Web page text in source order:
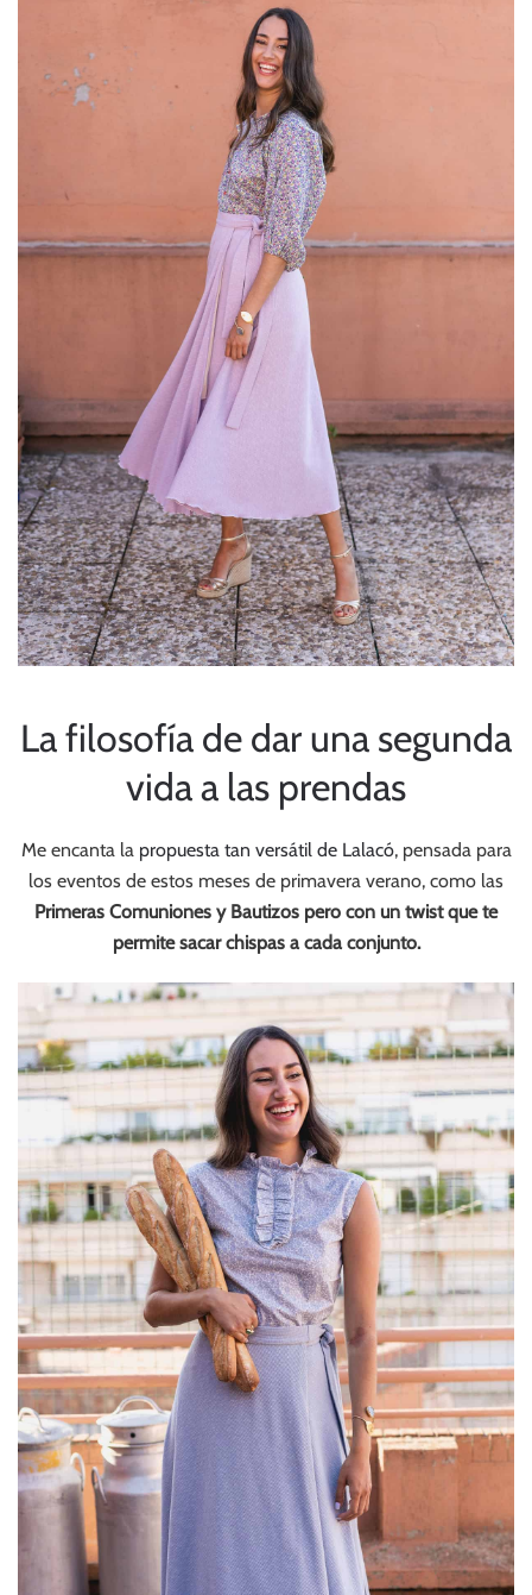
La filosofía de dar una segunda
vida a las prendas
Me encanta lapropuesta tan versátil de Lalacó, pensada para
los eventos de estos meses de primavera verano, como las
Primeras Comuniones y Bautizos pero con un twist que te
permite sacar chispas a cada conjunto.